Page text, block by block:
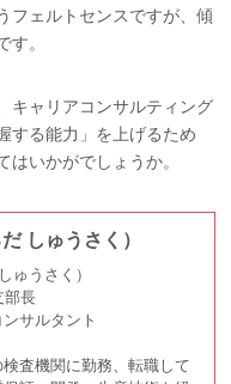
フェルトセンスですが、傾
す。
キャリアコンサルティング
する能力」を上げるため
いかがでしょうか。
しゅうさく）
ゅうさく）
部長
サルタント
査機関に勤務、転職して